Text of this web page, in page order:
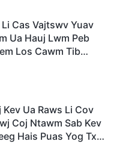
Cas Vajtswv Yuav
Ua Hauj Lwm Peb
Los Cawm Tib
Kev Ua Raws Li Cov
Coj Ntawm Sab Kev
Hais Puas Yog Txoj